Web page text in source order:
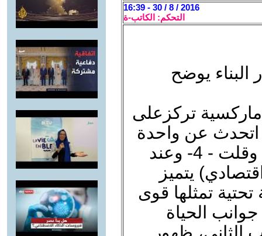
2016 / 8 / 30 - 16:39
التحكم: الكاتب-ة
البناء يوضح
تركزعلى
اتحدث عن واحدة
من اساسيات النظرية الماركسية وقلت - 4- وعند
يتميز
تحتية تمثلها قوى
جوانب الحياة